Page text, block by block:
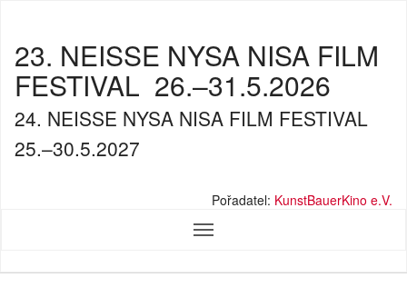
23. NEISSE NYSA NISA FILM
FESTIVAL 26.–31.5.2026
24. NEISSE NYSA NISA FILM FESTIVAL
25.–30.5.2027
Pořadatel: KunstBauerKino e.V.